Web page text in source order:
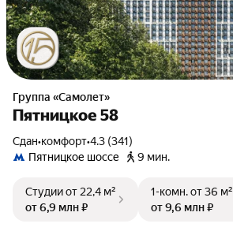
Группа «Самолет»
Пятницкое 58
Сдан•комфорт•4.3 (341)
Пятницкое шоссе
9 мин.
Студииот 22,4 м²
от 6,9 млн ₽
1-комн.от 36 м²
от 9,6 млн ₽